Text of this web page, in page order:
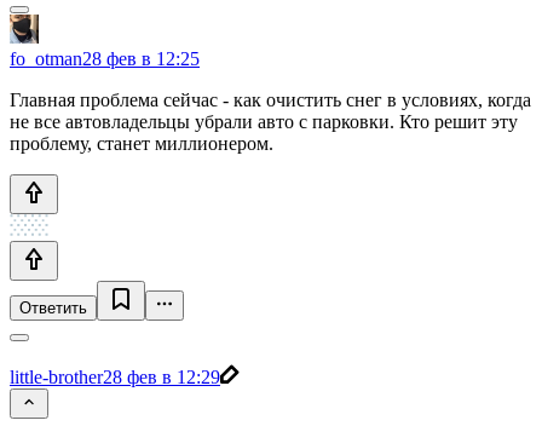
fo_otman28 фев в 12:25
Главная проблема сейчас - как очистить снег в условиях, когда
не все автовладельцы убрали авто с парковки. Кто решит эту
проблему, станет миллионером.
Ответить
little-brother28 фев в 12:29